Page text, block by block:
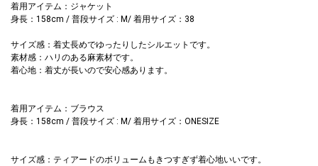
着用アイテム：ジャケット
身長：158cm / 普段サイズ : M/ 着用サイズ：38
サイズ感：着丈長めでゆったりしたシルエットです。
素材感：ハリのある麻素材です。
着心地：着丈が長いので安心感あります。
着用アイテム：ブラウス
身長：158cm / 普段サイズ : M/ 着用サイズ：ONESIZE
サイズ感：ティアードのボリュームもきつすぎず着心地いいです。